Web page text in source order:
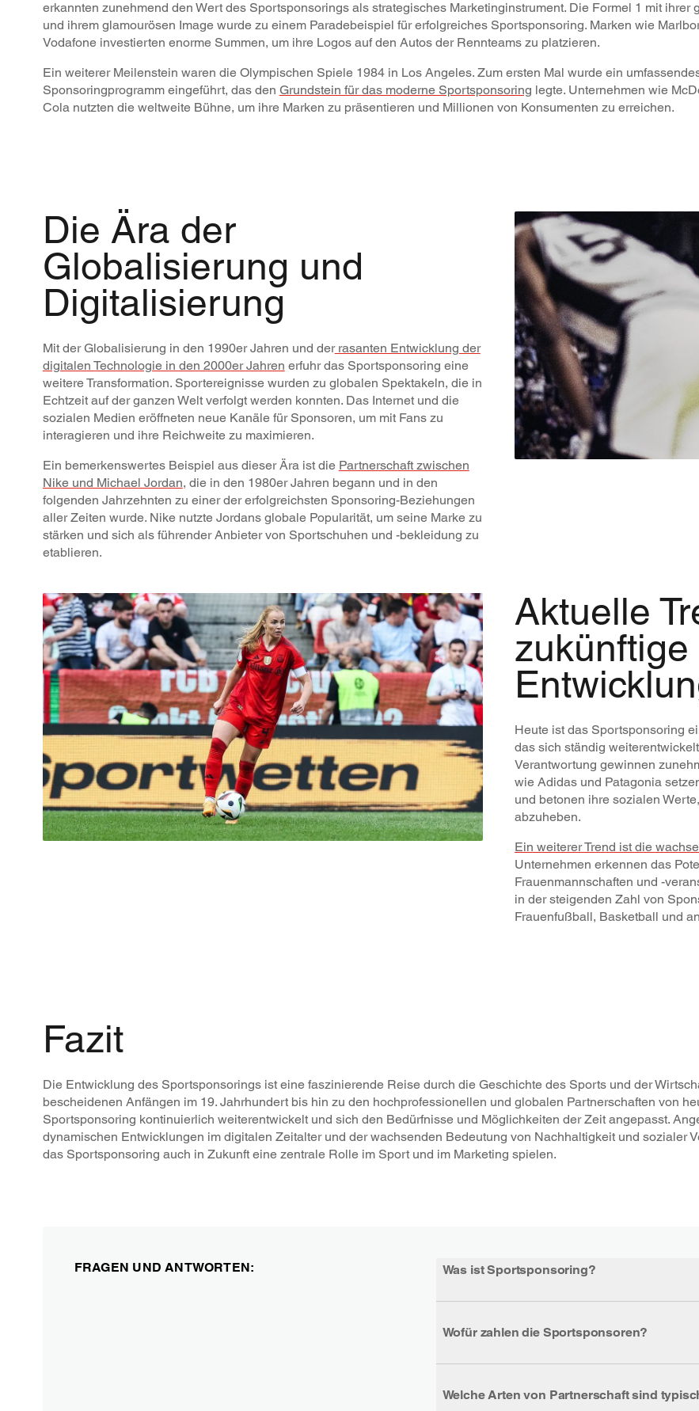
erkannten zunehmend den Wert des Sportsponsorings als strategisches Marketinginstrument. Die Formel 1 mit ihrer
und ihrem glamourösen Image wurde zu einem Paradebeispiel für erfolgreiches Sportsponsoring. Marken wie
Vodafone investierten enorme Summen, um ihre Logos auf den Autos der Rennteams zu platzieren.
Ein weiterer Meilenstein waren die Olympischen Spiele 1984 in Los Angeles. Zum ersten Mal wurde ein
Sponsoringprogramm eingeführt, das den Grundstein für das moderne Sportsponsoring legte. Unternehmen wie
Cola nutzten die weltweite Bühne, um ihre Marken zu präsentieren und Millionen von Konsumenten zu erreichen.
Die Ära der
Globalisierung und
Digitalisierung
Mit der Globalisierung in den 1990er Jahren und derrasanten Entwicklung der
digitalen Technologie in den 2000er Jahren erfuhr das Sportsponsoring eine
weitere Transformation. Sportereignisse wurden zu globalen Spektakeln, die in
Echtzeit auf der ganzen Welt verfolgt werden konnten. Das Internet und die
sozialen Medien eröffneten neue Kanäle für Sponsoren, um mit Fans zu
interagieren und ihre Reichweite zu maximieren.
Ein bemerkenswertes Beispiel aus dieser Ära ist die Partnerschaft zwischen
Nike und Michael Jordan, die in den 1980er Jahren begann und in den
folgenden Jahrzehnten zu einer der erfolgreichsten Sponsoring-Beziehungen
aller Zeiten wurde. Nike nutzte Jordans globale Popularität, um seine Marke zu
stärken und sich als führender Anbieter von Sportschuhen und -bekleidung zu
etablieren.
Aktuelle
zukünftige
Heute ist das Sportsponsoring
das sich ständig
Verantwortung gewinnen
wie Adidas und Patagonia
und betonen ihre sozialen
abzuheben.
Ein weiterer Trend ist die
Unternehmen erkennen das
Frauenmannschaften und -
in der steigenden Zahl von
Frauenfußball, Basketball und
Fazit
Die Entwicklung des Sportsponsorings ist eine faszinierende Reise durch die Geschichte des Sports und der
bescheidenen Anfängen im 19. Jahrhundert bis hin zu den hochprofessionellen und globalen Partnerschaften von
Sportsponsoring kontinuierlich weiterentwickelt und sich den Bedürfnisse und Möglichkeiten der Zeit angepasst.
dynamischen Entwicklungen im digitalen Zeitalter und der wachsenden Bedeutung von Nachhaltigkeit und sozialer
das Sportsponsoring auch in Zukunft eine zentrale Rolle im Sport und im Marketing spielen.
FRAGEN UND ANTWORTEN: Was ist Sportsponsoring?
Wofür zahlen die Sportsponsoren?
Welche Arten von Partnerschaft sind